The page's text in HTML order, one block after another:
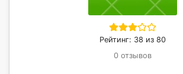
Рейтинг: 38 из 80
0 отзывов